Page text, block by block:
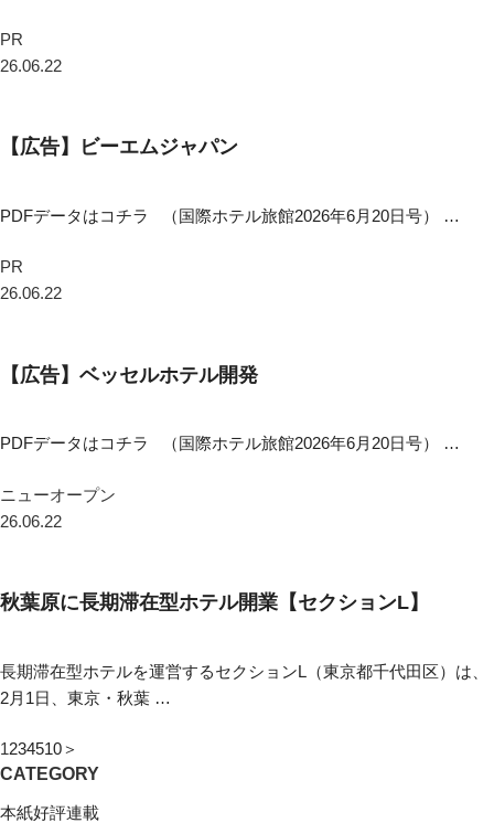
PR
26.06.22
【広告】ビーエムジャパン
PDFデータはコチラ （国際ホテル旅館2026年6月20日号） …
PR
26.06.22
【広告】ベッセルホテル開発
PDFデータはコチラ （国際ホテル旅館2026年6月20日号） …
ニューオープン
26.06.22
秋葉原に長期滞在型ホテル開業【セクションL】
長期滞在型ホテルを運営するセクションL（東京都千代田区）は、
2月1日、東京・秋葉 …
1234510＞
CATEGORY
本紙好評連載